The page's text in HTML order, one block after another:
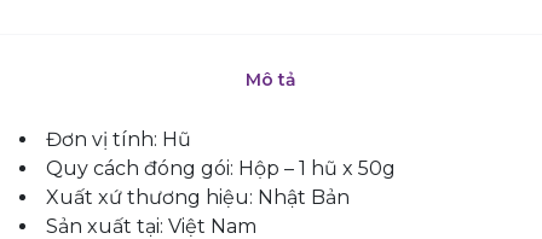
Mô tả
Đơn vị tính: Hũ
Quy cách đóng gói: Hộp – 1 hũ x 50g
Xuất xứ thương hiệu: Nhật Bản
Sản xuất tại: Việt Nam